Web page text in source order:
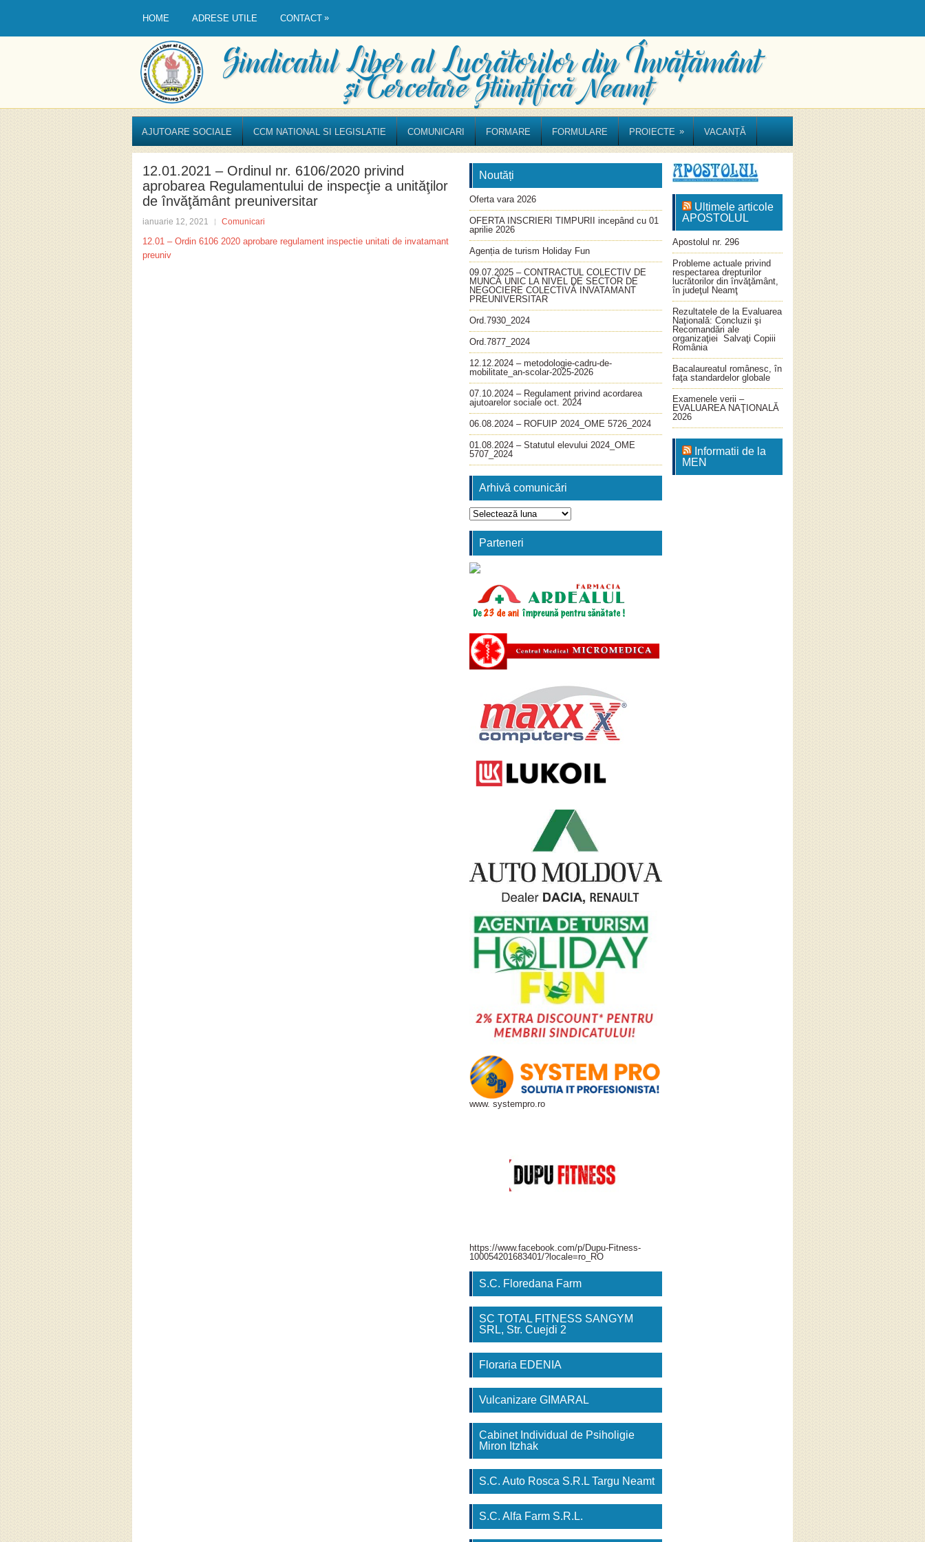
HOME ADRESE UTILE CONTACT »
AJUTOARE SOCIALE CCM NATIONAL SI LEGISLATIE COMUNICARI FORMARE FORMULARE PROIECTE » VACANȚĂ
12.01.2021 – Ordinul nr. 6106/2020 privind
aprobarea Regulamentului de inspecţie a unităţilor
de învăţământ preuniversitar
ianuarie 12, 2021 Comunicari
12.01 – Ordin 6106 2020 aprobare regulament inspectie unitati de invatamant
preuniv
Noutăți
Oferta vara 2026
OFERTA INSCRIERI TIMPURII incepând cu 01
aprilie 2026
Agenția de turism Holiday Fun
09.07.2025 – CONTRACTUL COLECTIV DE
MUNCĂ UNIC LA NIVEL DE SECTOR DE
NEGOCIERE COLECTIVĂ INVATAMANT
PREUNIVERSITAR
Ord.7930_2024
Ord.7877_2024
12.12.2024 – metodologie-cadru-de-
mobilitate_an-scolar-2025-2026
07.10.2024 – Regulament privind acordarea
ajutoarelor sociale oct. 2024
06.08.2024 – ROFUIP 2024_OME 5726_2024
01.08.2024 – Statutul elevului 2024_OME
5707_2024
Arhivă comunicări
Arhivă
comunicări
Parteneri
www. systempro.ro
https://www.facebook.com/p/Dupu-Fitness-
100054201683401/?locale=ro_RO
S.C. Floredana Farm
SC TOTAL FITNESS SANGYM
SRL, Str. Cuejdi 2
Floraria EDENIA
Vulcanizare GIMARAL
Cabinet Individual de Psiholigie
Miron Itzhak
S.C. Auto Rosca S.R.L Targu Neamt
S.C. Alfa Farm S.R.L.
Ultimele articole
APOSTOLUL
Apostolul nr. 296
Probleme actuale privind
respectarea drepturilor
lucrătorilor din învăţământ,
în judeţul Neamţ
Rezultatele de la Evaluarea
Naţională: Concluzii şi
Recomandări ale
organizaţiei Salvaţi Copiii
România
Bacalaureatul românesc, în
faţa standardelor globale
Examenele verii –
EVALUAREA NAŢIONALĂ
2026
Informatii de la
MEN